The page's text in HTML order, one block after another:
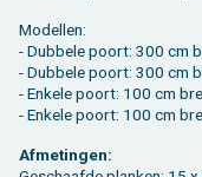
Mo­del­len:
- Dub­be­le poort: 300 cm
- Dub­be­le poort: 300 cm
- En­ke­le poort: 100 cm
- En­ke­le poort: 100 cm
Af­me­tin­gen: